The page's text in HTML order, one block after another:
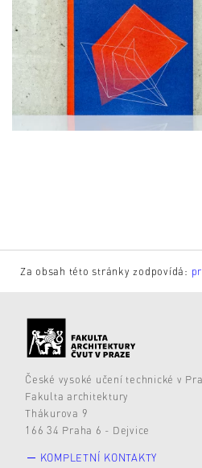
Za obsah této stránky zodpovídá:
České vysoké učení technické v
Fakulta architektury
Thákurova 9
166 34 Praha 6 - Dejvice
KOMPLETNÍ KONTAKTY